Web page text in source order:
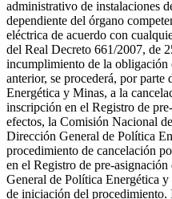
administrativo de instalaciones
dependiente del órgano
eléctrica de acuerdo con
del Real Decreto 661/2007, de
incumplimiento de la obligación
anterior, se procederá, por
Energética y Minas, a la
inscripción en el Registro de
efectos, la Comisión Nacional
Dirección General de Política
procedimiento de cancelación
en el Registro de pre-
General de Política Energética
de iniciación del procedimiento.